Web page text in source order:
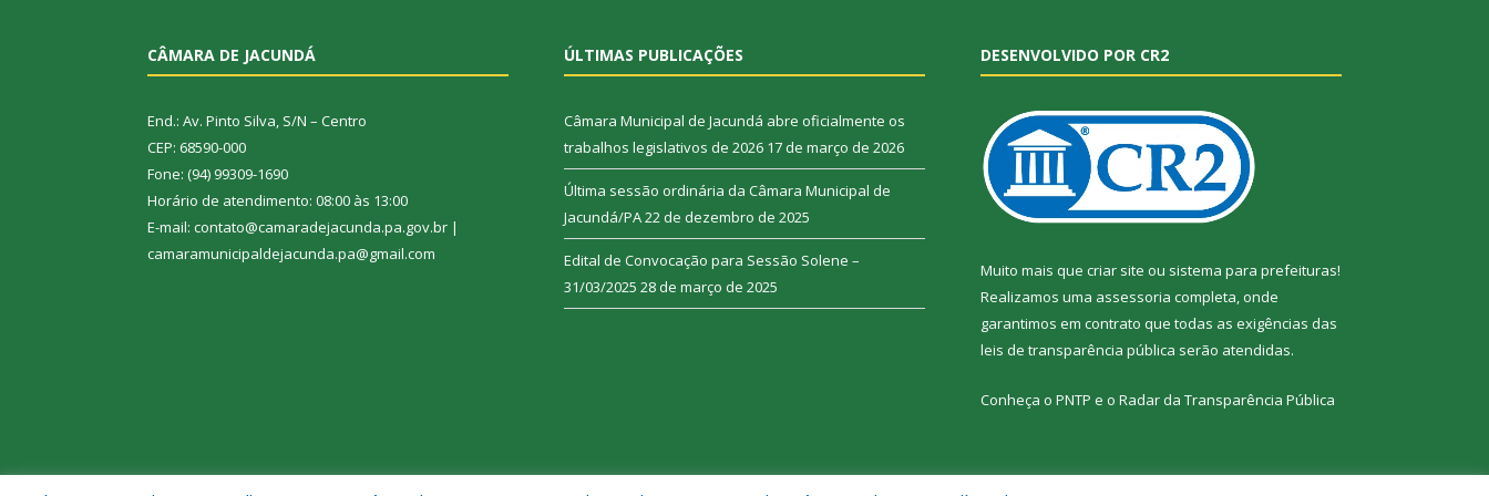
CÂMARA DE JACUNDÁ
End.: Av. Pinto Silva, S/N – Centro
CEP: 68590-000
Fone: (94) 99309-1690
Horário de atendimento: 08:00 às 13:00
E-mail: contato@camaradejacunda.pa.gov.br |
camaramunicipaldejacunda.pa@gmail.com
ÚLTIMAS PUBLICAÇÕES
Câmara Municipal de Jacundá abre oficialmente os
trabalhos legislativos de 2026 17 de março de 2026
Última sessão ordinária da Câmara Municipal de
Jacundá/PA22 de dezembro de 2025
Edital de Convocação para Sessão Solene –
31/03/2025 28 de março de 2025
DESENVOLVIDO POR CR2
Muito mais que criar site ou sistema para prefeituras!
Realizamos uma assessoria completa, onde
garantimos em contrato que todas as exigências das
leis de transparência pública serão atendidas.
Conheça o PNTP e o Radar da Transparência Pública